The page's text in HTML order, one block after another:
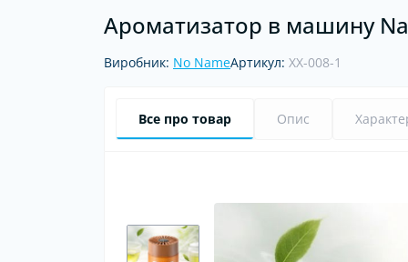
Ароматизатор в машину
Виробник: No NameАртикул: XX-008-1
Все про товар Опис